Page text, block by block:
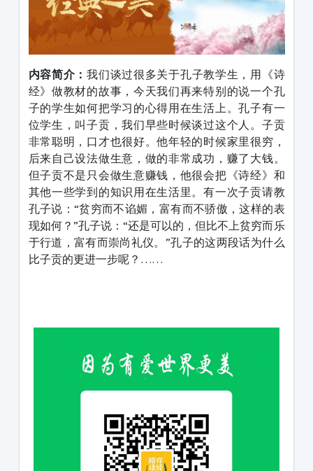
内容简介：我们谈过很多关于孔子教学生，用《诗
经》做教材的故事，今天我们再来特别的说一个孔
子的学生如何把学习的心得用在生活上。孔子有一
位学生，叫子贡，我们早些时候谈过这个人。子贡
非常聪明，口才也很好。他年轻的时候家里很穷，
后来自己设法做生意，做的非常成功，赚了大钱。
但子贡不是只会做生意赚钱，他很会把《诗经》和
其他一些学到的知识用在生活里。有一次子贡请教
孔子说：“贫穷而不谄媚，富有而不骄傲，这样的表
现如何？”孔子说：“还是可以的，但比不上贫穷而乐
于行道，富有而崇尚礼仪。”孔子的这两段话为什么
比子贡的更进一步呢？……​